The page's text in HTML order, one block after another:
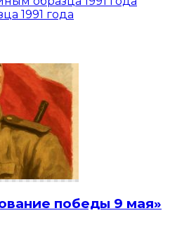
1991 года
победы 9 мая»